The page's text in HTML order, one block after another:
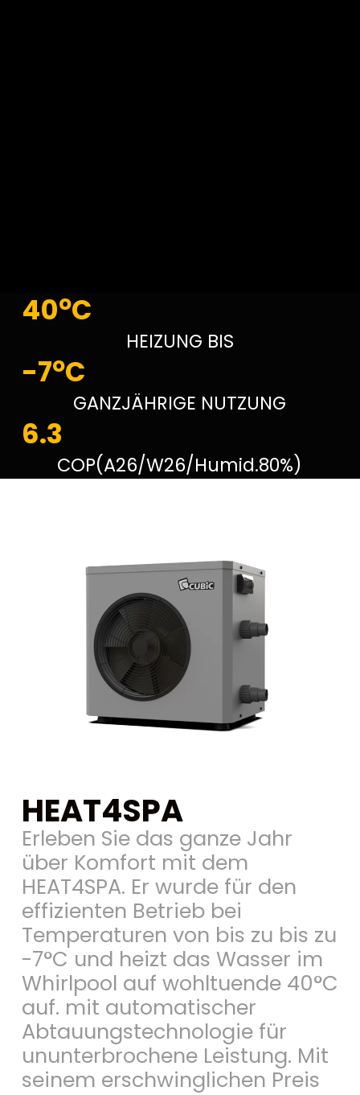
40oC
HEIZUNG BIS
-7oC
GANZJÄHRIGE NUTZUNG
6.3
COP(A26/W26/Humid.80%)
HEAT4SPA
Erleben Sie das ganze Jahr
über Komfort mit dem
HEAT4SPA. Er wurde für den
effizienten Betrieb bei
Temperaturen von bis zu bis zu
-7°C und heizt das Wasser im
Whirlpool auf wohltuende 40°C
auf. mit automatischer
Abtauungstechnologie für
ununterbrochene Leistung. Mit
seinem erschwinglichen Preis